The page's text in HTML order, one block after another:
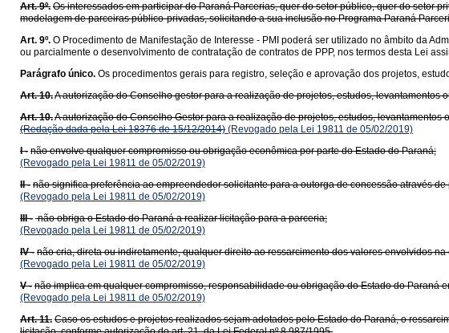
Art. 9º. Os interessados em participar do Paraná Parcerias, quer do setor público, quer do setor
modelagem de parceiras público-privadas, solicitando a sua inclusão no Programa Paraná
Art. 9º. O Procedimento de Manifestação de Interesse - PMI poderá ser utilizado no âmbito da
ou parcialmente o desenvolvimento de contratação de contratos de PPP, nos termos desta Lei
Parágrafo único. Os procedimentos gerais para registro, seleção e aprovação dos projetos,
Art. 10.A autorização do Conselho gestor para a realização de projetos, estudos, levantamentos
Art. 10.A autorização do Conselho Gestor para a realização de projetos, estudos, levantamentos
(Redação dada pela Lei 18376 de 15/12/2014) (Revogado pela Lei 19811 de 05/02/2019)
I - não envolve qualquer compromisso ou obrigação econômica por parte do Estado do Paraná;
(Revogado pela Lei 19811 de 05/02/2019)
II - não significa preferência ao empreendedor solicitante para a outorga de concessão através
(Revogado pela Lei 19811 de 05/02/2019)
III - não obriga o Estado do Paraná a realizar licitação para a parceria;
(Revogado pela Lei 19811 de 05/02/2019)
IV - não cria, direta ou indiretamente, qualquer direito ao ressarcimento dos valores envolvidos
(Revogado pela Lei 19811 de 05/02/2019)
V - não implica em qualquer compromisso, responsabilidade ou obrigação do Estado do Paraná
(Revogado pela Lei 19811 de 05/02/2019)
Art. 11. Caso os estudos e projetos realizados sejam adotados pelo Estado do Paraná, o